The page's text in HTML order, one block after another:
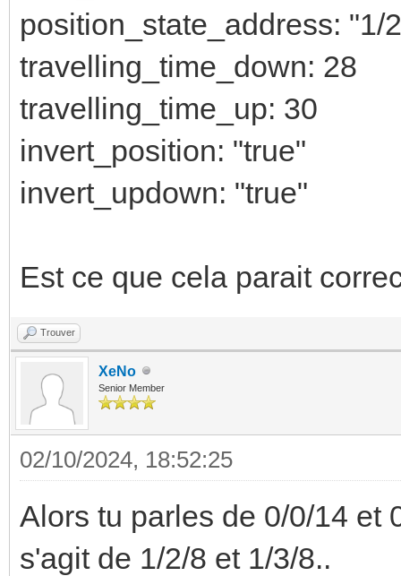
position_state_address: "1/
travelling_time_down: 28
travelling_time_up: 30
invert_position: "true"
invert_updown: "true"
Est ce que cela parait
Trouver
XeNo
Senior Member
02/10/2024, 18:52:25
Alors tu parles de 0/0/14 et
s'agit de 1/2/8 et 1/3/8..